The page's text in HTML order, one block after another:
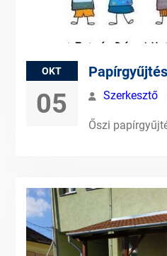
OKT
05
Papírgyűjtés
Szerkesztő
Őszi